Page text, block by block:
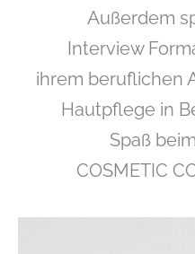
Außerdem
Interview
ihrem beruflichen
Hautpflege in
Spaß
COSMETIC